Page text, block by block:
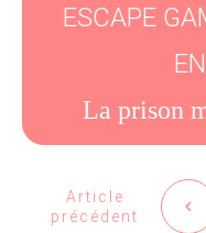
ESCAPE
La prison
Article
précédent